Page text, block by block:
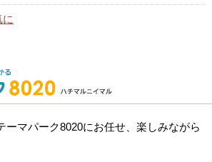
ーマパーク8020にお任せ、楽しみながら